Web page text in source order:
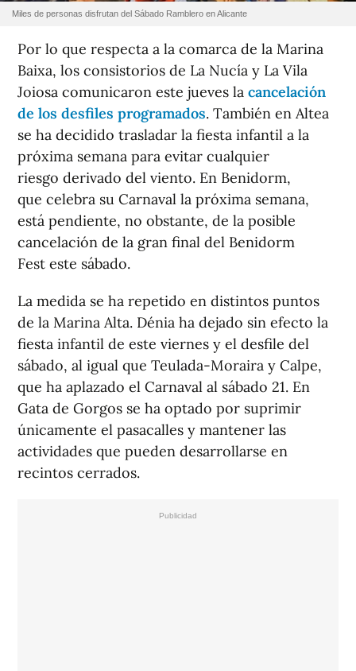
Miles de personas disfrutan del Sábado Ramblero en Alicante
Por lo que respecta a la comarca de la Marina
Baixa, los consistorios de La Nucía y La Vila
Joiosa comunicaron este jueves la cancelación
de los desfiles programados. También en Altea
se ha decidido trasladar la fiesta infantil a la
próxima semana para evitar cualquier
riesgo derivado del viento. En Benidorm,
que celebra su Carnaval la próxima semana,
está pendiente, no obstante, de la posible
cancelación de la gran final del Benidorm
Fest este sábado.
La medida se ha repetido en distintos puntos
de la Marina Alta. Dénia ha dejado sin efecto la
fiesta infantil de este viernes y el desfile del
sábado, al igual que Teulada-Moraira y Calpe,
que ha aplazado el Carnaval al sábado 21. En
Gata de Gorgos se ha optado por suprimir
únicamente el pasacalles y mantener las
actividades que pueden desarrollarse en
recintos cerrados.